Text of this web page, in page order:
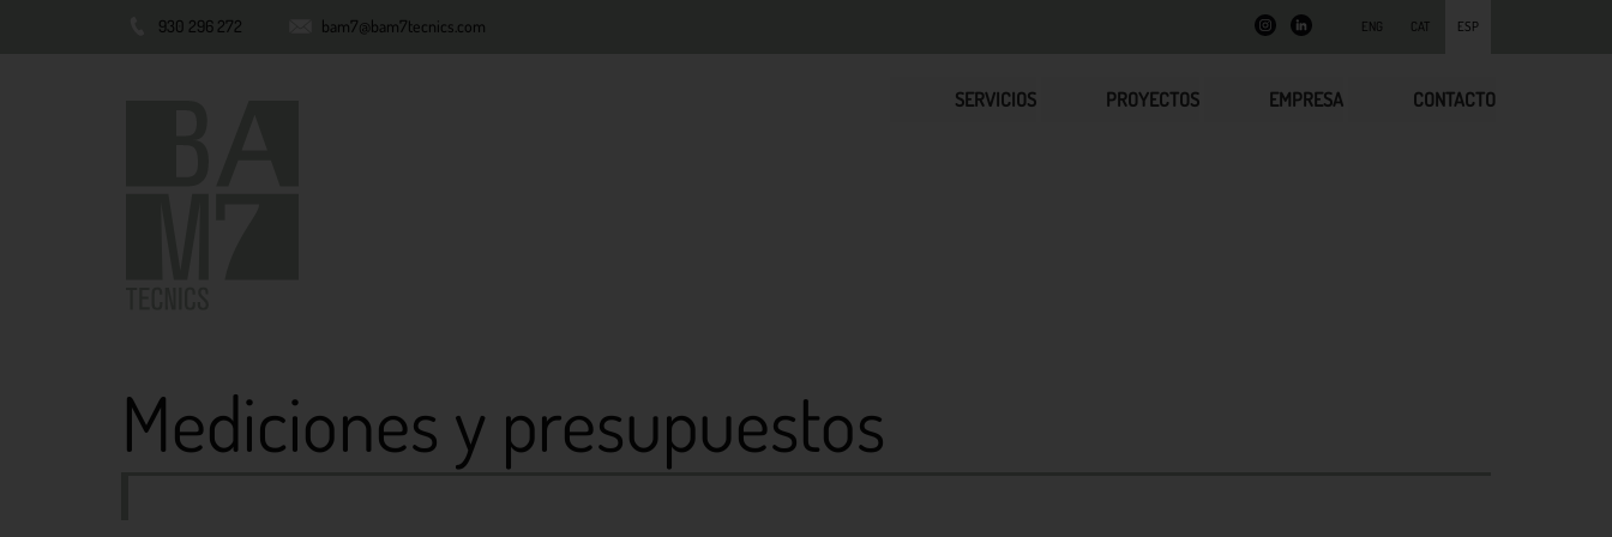
930 296 272 bam7@bam7tecnics.com ENG CAT ESP
SERVICIOS PROYECTOS EMPRESA CONTACTO
Mediciones y presupuestos